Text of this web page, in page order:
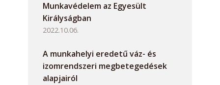
Munkavédelem az Egyesült
Királyságban
2022.10.06.
A munkahelyi eredetű váz- és
izomrendszeri megbetegedések
alapjairól